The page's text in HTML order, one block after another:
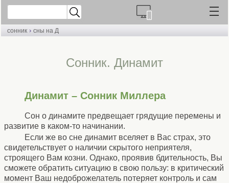
сонник › сны на Д
Cонник. Динамит
Динамит – Сонник Миллера
Сон о динамите предвещает грядущие перемены и
развитие в каком-то начинании.
Если же во сне динамит вселяет в Вас страх, это
свидетельствует о наличии скрытого неприятеля,
строящего Вам козни. Однако, проявив бдительность, Вы
сможете обратить ситуацию в свою пользу: в критический
момент Ваш недоброжелатель потеряет контроль и сам